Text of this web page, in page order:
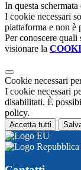
In questa
I cookie necessari
piattaforma e non è
Per conoscere
visionare la
Cookie necessari
I cookie necessari
disabilitati. È
policy.
Accetta tutti